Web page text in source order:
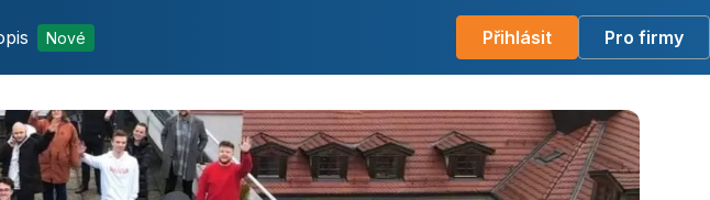
Nové Přihlásit Pro firmy